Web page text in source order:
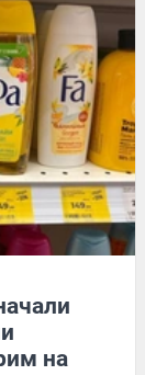
на